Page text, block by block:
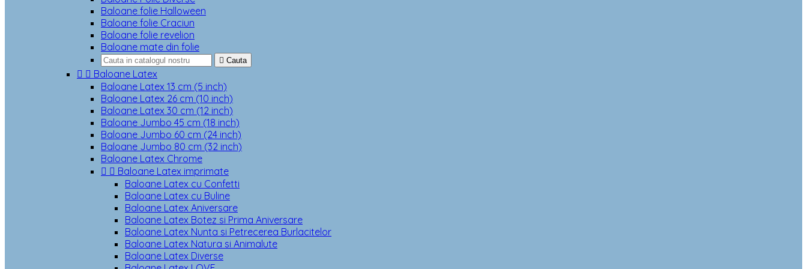
Baloane folie Halloween
Baloane folie Craciun
Baloane folie revelion
Baloane mate din folie
 Cauta
  Baloane Latex
Baloane Latex 13 cm (5 inch)
Baloane Latex 26 cm (10 inch)
Baloane Latex 30 cm (12 inch)
Baloane Jumbo 45 cm (18 inch)
Baloane Jumbo 60 cm (24 inch)
Baloane Jumbo 80 cm (32 inch)
Baloane Latex Chrome
  Baloane Latex imprimate
Baloane Latex cu Confetti
Baloane Latex cu Buline
Baloane Latex Aniversare
Baloane Latex Botez si Prima Aniversare
Baloane Latex Nunta si Petrecerea Burlacitelor
Baloane Latex Natura si Animalute
Baloane Latex Diverse